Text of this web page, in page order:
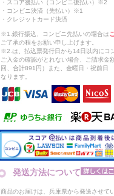
・スコア後払い（コンビニ後払い）※2
・コンビニ決済（先払い）※1
・クレジットカード決済
※1.銀行振込、コンビニ先払いの場合は
ご了承の程をお願い申し上げます。
※2.は、払込票発行日から14日以内にコ
ご入金の確認がとれない場合、ご請求
回、合計891円）また、金曜日・祝前日
なります。
発送方法について
商品のお届けは、兵庫県から発送させて